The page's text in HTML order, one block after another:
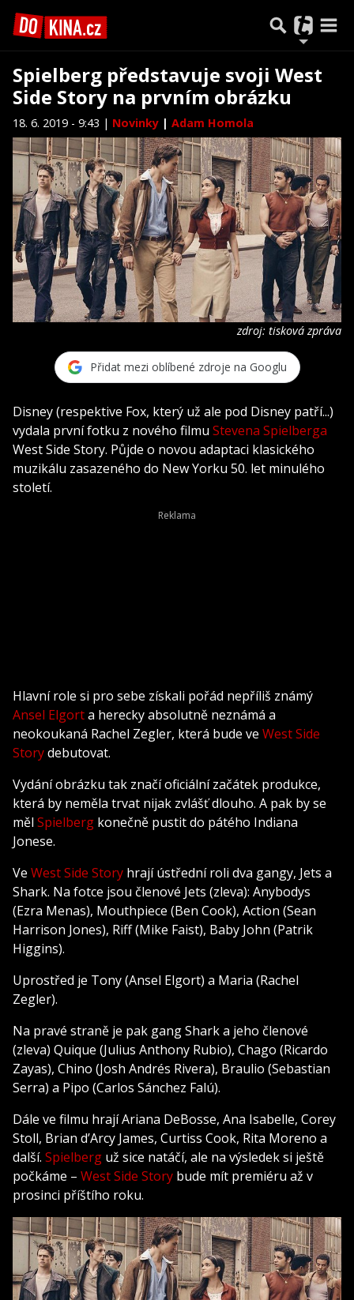
Spielberg představuje svoji West
Side Story na prvním obrázku
18. 6. 2019 - 9:43 | Novinky | Adam Homola
zdroj: tisková zpráva
Přidat mezi oblíbené zdroje na Googlu
Disney (respektive Fox, který už ale pod Disney patří...)
vydala první fotku z nového filmu Stevena Spielberga
West Side Story. Půjde o novou adaptaci klasického
muzikálu zasazeného do New Yorku 50. let minulého
století.
Hlavní role si pro sebe získali pořád nepříliš známý
Ansel Elgorta herecky absolutně neznámá a
neokoukaná Rachel Zegler, která bude ve West Side
Storydebutovat.
Vydání obrázku tak značí oficiální začátek produkce,
která by neměla trvat nijak zvlášť dlouho. A pak by se
měl Spielberg konečně pustit do pátého Indiana
Jonese.
Ve West Side Story hrají ústřední roli dva gangy, Jets a
Shark. Na fotce jsou členové Jets (zleva): Anybodys
(Ezra Menas), Mouthpiece (Ben Cook), Action (Sean
Harrison Jones), Riff (Mike Faist), Baby John (Patrik
Higgins).
Uprostřed je Tony (Ansel Elgort) a Maria (Rachel
Zegler).
Na pravé straně je pak gang Shark a jeho členové
(zleva) Quique (Julius Anthony Rubio), Chago (Ricardo
Zayas), Chino (Josh Andrés Rivera), Braulio (Sebastian
Serra) a Pipo (Carlos Sánchez Falú).
Dále ve filmu hrají Ariana DeBosse, Ana Isabelle, Corey
Stoll, Brian d’Arcy James, Curtiss Cook, Rita Moreno a
další. Spielberg už sice natáčí, ale na výsledek si ještě
počkáme – West Side Story bude mít premiéru až v
prosinci příštího roku.